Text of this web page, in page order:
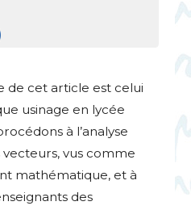
de cet article est celui
usinage en lycée
à l’analyse
vus comme
mathématique, et à
des